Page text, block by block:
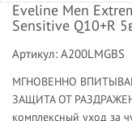
Eveline Men
Sensitive Q10+R
Артикул: A200LMGBS
МГНОВЕННО
ЗАЩИТА ОТ
комплексный уход за